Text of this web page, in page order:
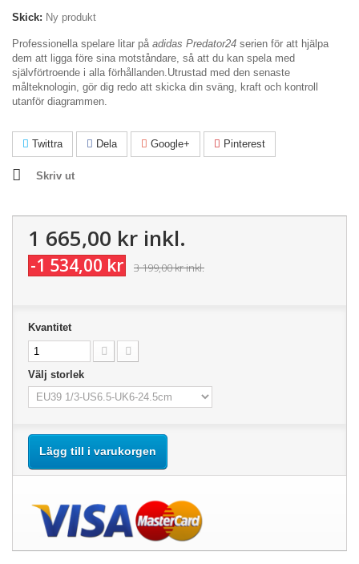
Skick: Ny produkt
Professionella spelare litar på adidas Predator24 serien för att hjälpa
dem att ligga före sina motståndare, så att du kan spela med
självförtroende i alla förhållanden.Utrustad med den senaste
målteknologin, gör dig redo att skicka din sväng, kraft och kontroll
utanför diagrammen.
Twittra Dela Google+ Pinterest
Skriv ut
1 665,00 kr inkl.
-1 534,00 kr 3 199,00 krinkl.
Kvantitet
Välj storlek
Lägg till i varukorgen